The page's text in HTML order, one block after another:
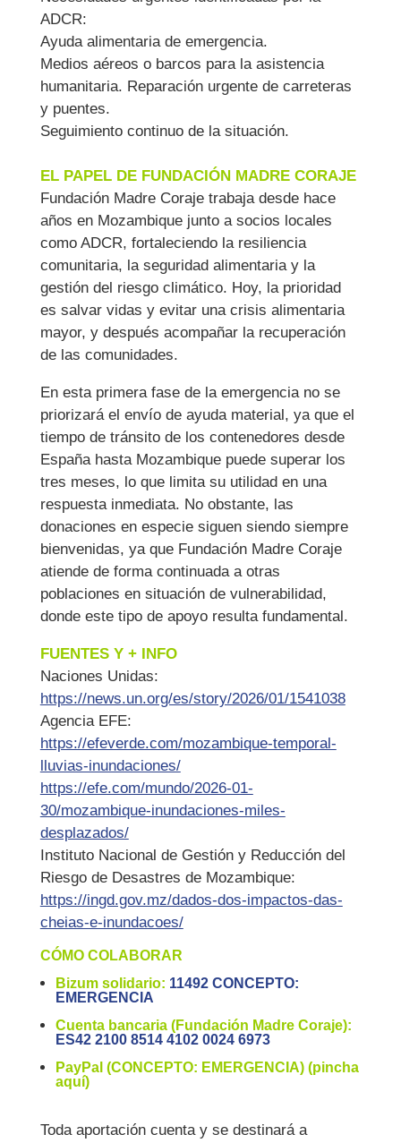
ADCR:
Ayuda alimentaria de emergencia.
Medios aéreos o barcos para la asistencia
humanitaria. Reparación urgente de carreteras
y puentes.
Seguimiento continuo de la situación.
EL PAPEL DE FUNDACIÓN MADRE CORAJE
Fundación Madre Coraje trabaja desde hace
años en Mozambique junto a socios locales
como ADCR, fortaleciendo la resiliencia
comunitaria, la seguridad alimentaria y la
gestión del riesgo climático. Hoy, la prioridad
es salvar vidas y evitar una crisis alimentaria
mayor, y después acompañar la recuperación
de las comunidades.
En esta primera fase de la emergencia no se
priorizará el envío de ayuda material, ya que el
tiempo de tránsito de los contenedores desde
España hasta Mozambique puede superar los
tres meses, lo que limita su utilidad en una
respuesta inmediata. No obstante, las
donaciones en especie siguen siendo siempre
bienvenidas, ya que Fundación Madre Coraje
atiende de forma continuada a otras
poblaciones en situación de vulnerabilidad,
donde este tipo de apoyo resulta fundamental.
FUENTES Y + INFO
Naciones Unidas:
https://news.un.org/es/story/2026/01/1541038
Agencia EFE:
https://efeverde.com/mozambique-temporal-
lluvias-inundaciones/
https://efe.com/mundo/2026-01-
30/mozambique-inundaciones-miles-
desplazados/
Instituto Nacional de Gestión y Reducción del
Riesgo de Desastres de Mozambique:
https://ingd.gov.mz/dados-dos-impactos-das-
cheias-e-inundacoes/
CÓMO COLABORAR
Bizum solidario: 11492 CONCEPTO:
EMERGENCIA
Cuenta bancaria (Fundación Madre Coraje):
ES42 2100 8514 4102 0024 6973
PayPal (CONCEPTO: EMERGENCIA) (pincha
aquí)
Toda aportación cuenta y se destinará a